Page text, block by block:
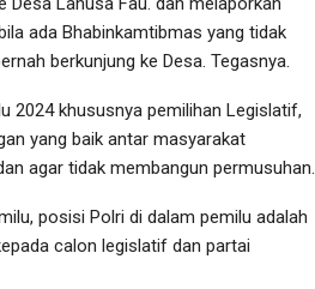
ada Bhabinkamtibmas yang tidak
berkunjung ke Desa. Tegasnya.
2024 khususnya pemilihan Legislatif,
yang baik antar masyarakat
agar tidak membangun permusuhan.
posisi Polri di dalam pemilu adalah
calon legislatif dan partai